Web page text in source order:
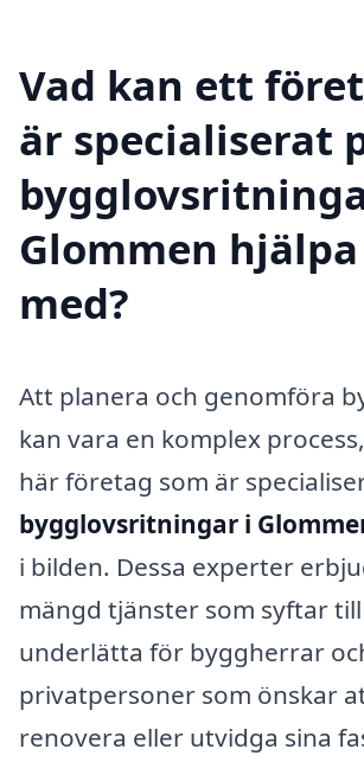
Vad kan ett
är specialiserat
Glommen
med?
Att planera och genomföra
kan vara en komplex
här företag som är
bygglovsritningar i
i bilden. Dessa experter
mängd tjänster som syftar
underlätta för byggherrar
privatpersoner som önskar
renovera eller utvidga sina